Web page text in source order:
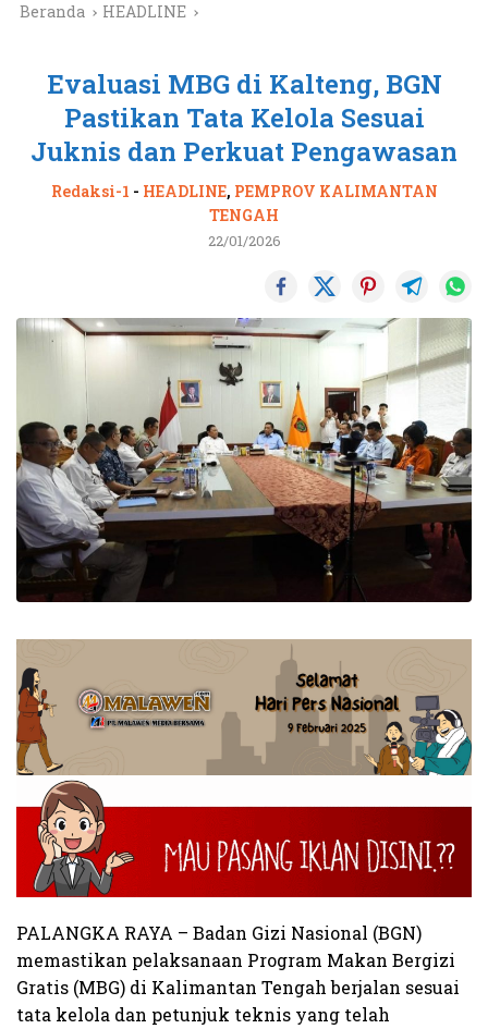
Beranda HEADLINE
Evaluasi MBG di Kalteng, BGN
Pastikan Tata Kelola Sesuai
Juknis dan Perkuat Pengawasan
Redaksi-1 - HEADLINE, PEMPROV KALIMANTAN
TENGAH
22/01/2026
PALANGKA RAYA – Badan Gizi Nasional (BGN)
memastikan pelaksanaan Program Makan Bergizi
Gratis (MBG) di Kalimantan Tengah berjalan sesuai
tata kelola dan petunjuk teknis yang telah